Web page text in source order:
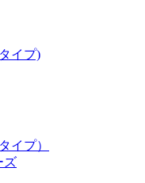
イプ)
イプ）
ズ